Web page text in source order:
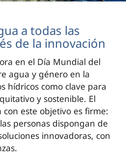
a todas las
de la innovación
en el Día Mundial del
agua y género en la
hídricos como clave para
y sostenible. El
con este objetivo es firme:
personas dispongan de
innovadoras, con